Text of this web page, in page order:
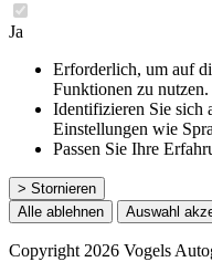
Ja
Erforderlich, um auf
Funktionen zu nutzen.
Identifizieren Sie sich
Einstellungen wie
Passen Sie Ihre
> Stornieren
Alle ablehnen
Auswahl
Copyright 2026 Vogels